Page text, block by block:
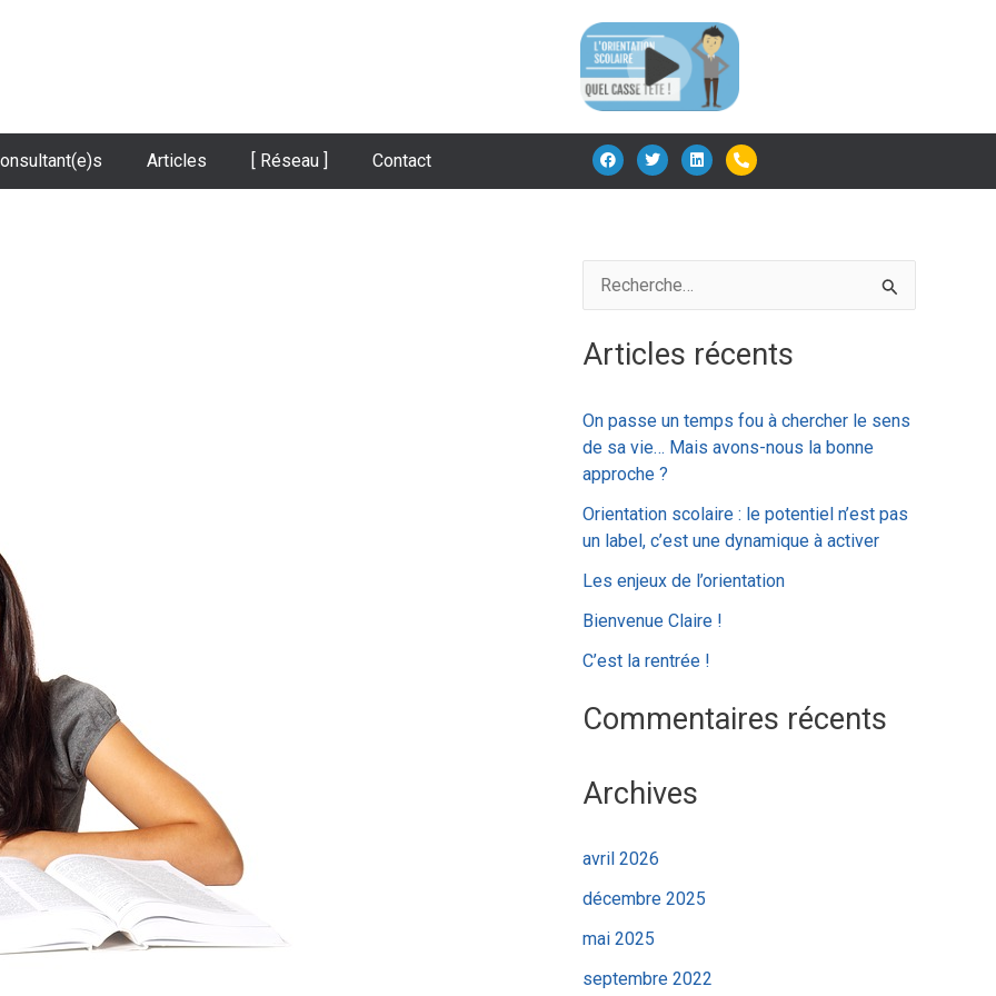
Articles [ Réseau ] Contact
F
a
k
T
w
L
i
n
P
h
l
c
e
r
c
h
e
r
Articles récents
On passe un temps fou à chercher le sens
de sa vie… Mais avons-nous la bonne
approche ?
Orientation scolaire : le potentiel n’est pas
un label, c’est une dynamique à activer
Les enjeux de l’orientation
Bienvenue Claire !
C’est la rentrée !
Commentaires récents
Archives
avril 2026
décembre 2025
mai 2025
septembre 2022